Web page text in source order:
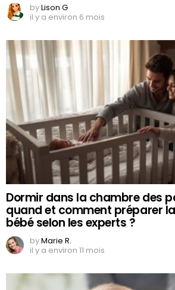
byLison G
il y a environ 6 mois
Dormir dans la chambre des
quand et comment préparer
bébé selon les experts ?
byMarie R.
il y a environ 11 mois